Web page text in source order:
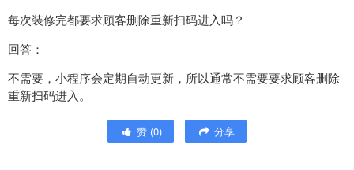
每次装修完都要求顾客删除重新扫码进入吗？
回答：
不需要，小程序会定期自动更新，所以通常不需要要求顾客删除
重新扫码进入。
赞 (0) 分享